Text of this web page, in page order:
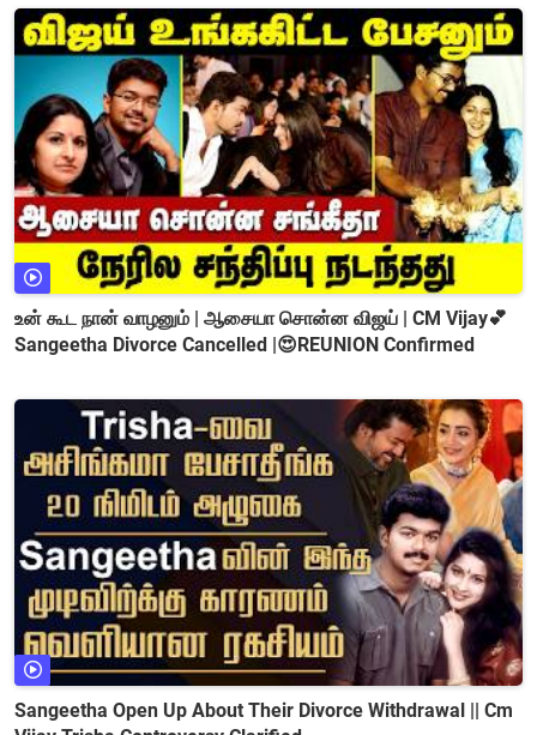
உன் கூட நான் வாழனும் | ஆசையா சொன்ன விஜய் | CM Vijay💕
Sangeetha Divorce Cancelled |😍REUNION Confirmed
Sangeetha Open Up About Their Divorce Withdrawal || Cm